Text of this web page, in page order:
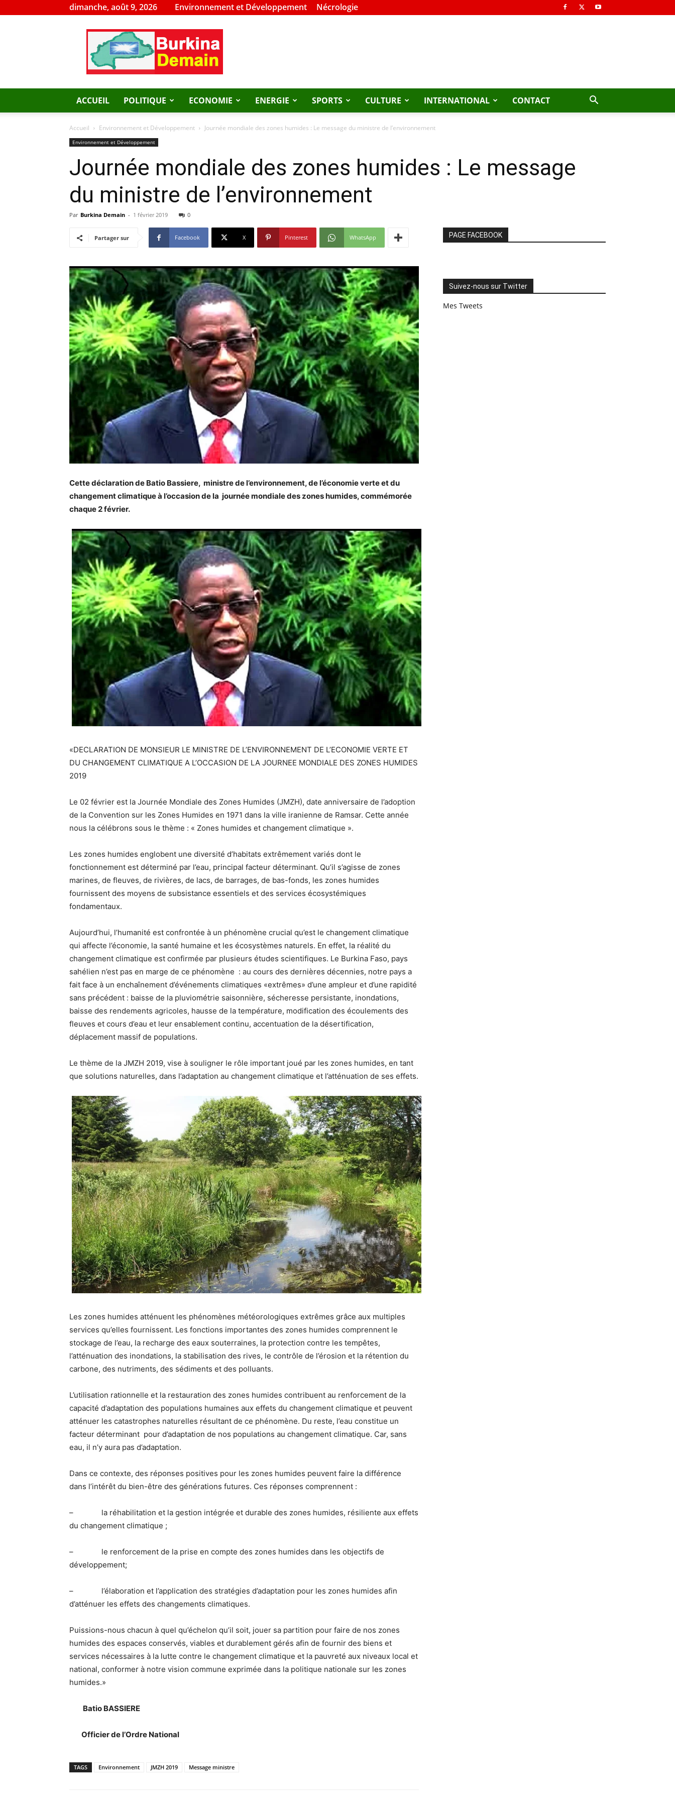
dimanche, août 9, 2026 Environnement et Développement Nécrologie
Burkina
Demain
ACCUEIL POLITIQUE ECONOMIE ENERGIE SPORTS CULTURE INTERNATIONAL CONTACT
Accueil Environnement et Développement Journée mondiale des zones humides : Le message du ministre de l’environnement
Environnement et Développement
Journée mondiale des zones humides : Le message
du ministre de l’environnement
Par Burkina Demain - 1 février 2019 0
Partager sur Facebook X Pinterest WhatsApp
Cette déclaration de Batio Bassiere, ministre de l’environnement, de l’économie verte et du
changement climatique à l’occasion de la journée mondiale des zones humides, commémorée
chaque 2 février.
«DECLARATION DE MONSIEUR LE MINISTRE DE L’ENVIRONNEMENT DE L’ECONOMIE VERTE ET
DU CHANGEMENT CLIMATIQUE A L’OCCASION DE LA JOURNEE MONDIALE DES ZONES HUMIDES
2019
Le 02 février est la Journée Mondiale des Zones Humides (JMZH), date anniversaire de l’adoption
de la Convention sur les Zones Humides en 1971 dans la ville iranienne de Ramsar. Cette année
nous la célébrons sous le thème : « Zones humides et changement climatique ».
Les zones humides englobent une diversité d’habitats extrêmement variés dont le
fonctionnement est déterminé par l’eau, principal facteur déterminant. Qu’il s’agisse de zones
marines, de fleuves, de rivières, de lacs, de barrages, de bas-fonds, les zones humides
fournissent des moyens de subsistance essentiels et des services écosystémiques
fondamentaux.
Aujourd’hui, l’humanité est confrontée à un phénomène crucial qu’est le changement climatique
qui affecte l’économie, la santé humaine et les écosystèmes naturels. En effet, la réalité du
changement climatique est confirmée par plusieurs études scientifiques. Le Burkina Faso, pays
sahélien n’est pas en marge de ce phénomène : au cours des dernières décennies, notre pays a
fait face à un enchaînement d’événements climatiques «extrêmes» d’une ampleur et d’une rapidité
sans précédent : baisse de la pluviométrie saisonnière, sécheresse persistante, inondations,
baisse des rendements agricoles, hausse de la température, modification des écoulements des
fleuves et cours d’eau et leur ensablement continu, accentuation de la désertification,
déplacement massif de populations.
Le thème de la JMZH 2019, vise à souligner le rôle important joué par les zones humides, en tant
que solutions naturelles, dans l’adaptation au changement climatique et l’atténuation de ses effets.
Les zones humides atténuent les phénomènes météorologiques extrêmes grâce aux multiples
services qu’elles fournissent. Les fonctions importantes des zones humides comprennent le
stockage de l’eau, la recharge des eaux souterraines, la protection contre les tempêtes,
l’atténuation des inondations, la stabilisation des rives, le contrôle de l’érosion et la rétention du
carbone, des nutriments, des sédiments et des polluants.
L’utilisation rationnelle et la restauration des zones humides contribuent au renforcement de la
capacité d’adaptation des populations humaines aux effets du changement climatique et peuvent
atténuer les catastrophes naturelles résultant de ce phénomène. Du reste, l’eau constitue un
facteur déterminant pour d’adaptation de nos populations au changement climatique. Car, sans
eau, il n’y aura pas d’adaptation.
Dans ce contexte, des réponses positives pour les zones humides peuvent faire la différence
dans l’intérêt du bien-être des générations futures. Ces réponses comprennent :
– la réhabilitation et la gestion intégrée et durable des zones humides, résiliente aux effets
du changement climatique ;
– le renforcement de la prise en compte des zones humides dans les objectifs de
développement;
– l’élaboration et l’application des stratégies d’adaptation pour les zones humides afin
d’atténuer les effets des changements climatiques.
Puissions-nous chacun à quel qu’échelon qu’il soit, jouer sa partition pour faire de nos zones
humides des espaces conservés, viables et durablement gérés afin de fournir des biens et
services nécessaires à la lutte contre le changement climatique et la pauvreté aux niveaux local et
national, conformer à notre vision commune exprimée dans la politique nationale sur les zones
humides.»
Batio BASSIERE
Officier de l’Ordre National
TAGS Environnement JMZH 2019 Message ministre
PAGE FACEBOOK
Suivez-nous sur Twitter
Mes Tweets